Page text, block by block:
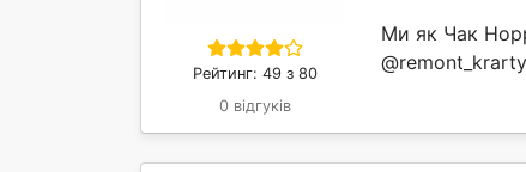
Рейтинг: 49 з 80
0 відгуків
Ми як Чак